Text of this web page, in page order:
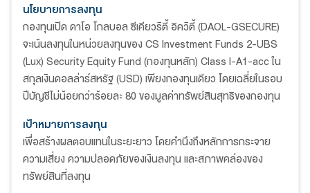
นโยบายการลงทุน
กองทุนเปิด ดาโอ โกลบอล ซีเคียวริตี้ อิควิตี้ (DAOL-GSECURE)
จะเน้นลงทุนในหน่วยลงทุนของ CS Investment Funds 2-UBS
(Lux) Security Equity Fund (กองทุนหลัก) Class I-A1-acc ใน
สกุลเงินดอลล่าร์สหรัฐ (USD) เพียงกองทุนเดียว โดยเฉลี่ยในรอบ
ปีบัญชีไม่น้อยกว่าร้อยละ 80 ของมูลค่าทรัพย์สินสุทธิของกองทุน
เป้าหมายการลงทุน
เพื่อสร้างผลตอบแทนในระยะยาว โดยคำนึงถึงหลักการกระจาย
ความเสี่ยง ความปลอดภัยของเงินลงทุน และสภาพคล่องของ
ทรัพย์สินที่ลงทุน